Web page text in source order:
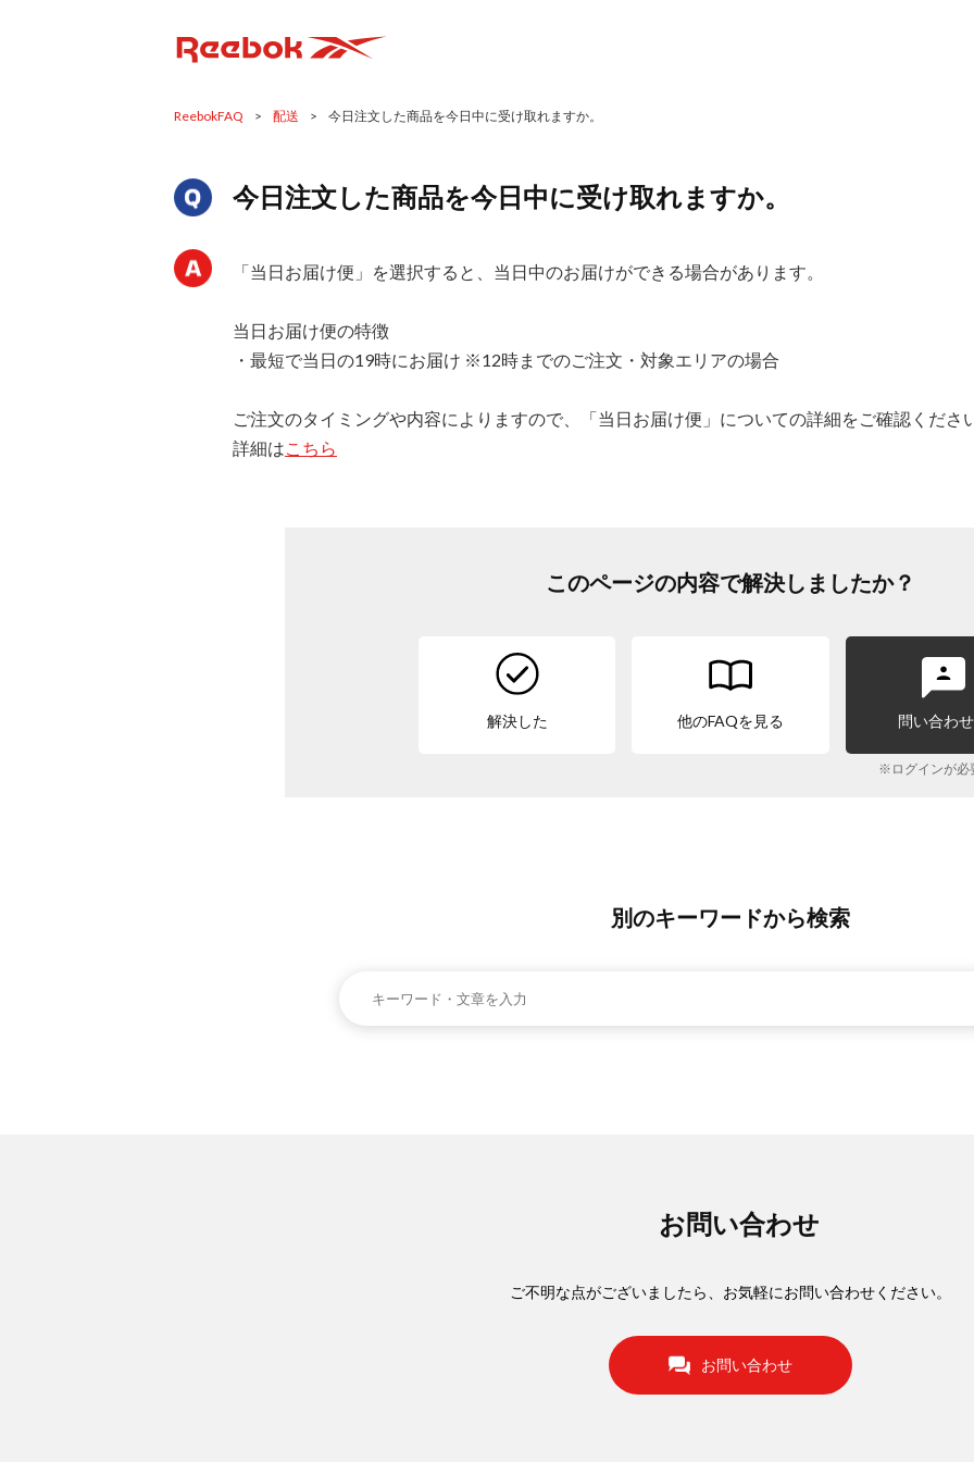
ReebokFAQ > 配送 > 今日注文した商品を今日中に受け取れますか。
今日注文した商品を今日中に受け取れますか。
「当日お届け便」を選択すると、当日中のお届けができる場合があります。
当日お届け便の特徴
・最短で当日の19時にお届け ※12時までのご注文・対象エリアの場合
ご注文のタイミングや内容によりますので、「当日お届け便」についての詳細をご確認ください
詳細はこちら
このページの内容で解決しましたか？
解決した 他のFAQを見る 問い合わ
※ログインが必
別のキーワードから検索
お問い合わせ
ご不明な点がございましたら、お気軽にお問い合わせください。
お問い合わせ